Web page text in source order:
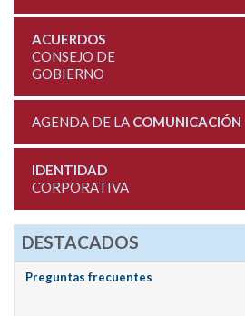
ACUERDOS
CONSEJO DE
GOBIERNO
AGENDA DE LA COMUNICACIÓN
IDENTIDAD
CORPORATIVA
DESTACADOS
Preguntas frecuentes